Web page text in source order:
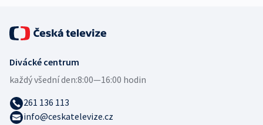
Divácké centrum
každý všední den:8:00—16:00 hodin
261 136 113
info@ceskatelevize.cz